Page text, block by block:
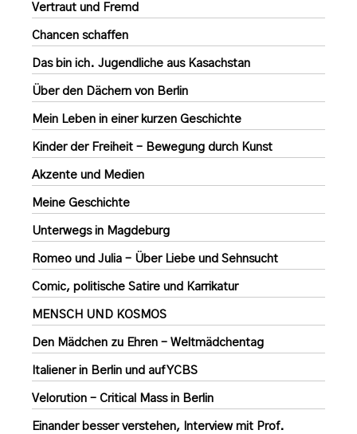
Vertraut und Fremd
Chancen schaffen
Das bin ich. Jugendliche aus Kasachstan
Über den Dächern von Berlin
Mein Leben in einer kurzen Geschichte
Kinder der Freiheit – Bewegung durch Kunst
Akzente und Medien
Meine Geschichte
Unterwegs in Magdeburg
Romeo und Julia – Über Liebe und Sehnsucht
Comic, politische Satire und Karrikatur
MENSCH UND KOSMOS
Den Mädchen zu Ehren – Weltmädchentag
Italiener in Berlin und auf YCBS
Velorution – Critical Mass in Berlin
Einander besser verstehen, Interview mit Prof.